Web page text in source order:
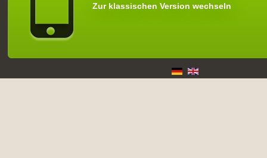
Zur klassischen Version wechseln